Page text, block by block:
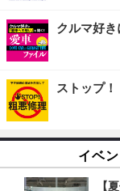
クルマ好き
ストップ
イベ
【